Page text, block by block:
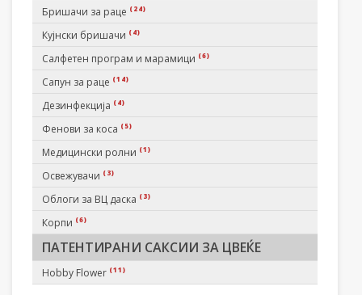
Бришачи за раце (24)
Кујнски бришачи (4)
Салфетен програм и марамици (6)
Сапун за раце (14)
Дезинфекција (4)
Фенови за коса (5)
Медицински ролни (1)
Освежувачи (3)
Облоги за ВЦ даска (3)
Корпи (6)
ПАТЕНТИРАНИ САКСИИ ЗА ЦВЕЌЕ
Hobby Flower (11)